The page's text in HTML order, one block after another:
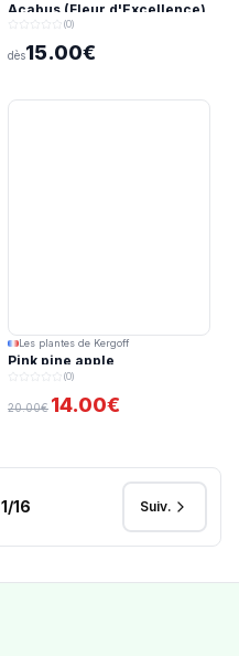
Acabus (Fleur d'Excellence)
(0)
dès15.00€
Les plantes de Kergoff
Pink pine apple
(0)
20.00€ 14.00€
1/16 Suiv.